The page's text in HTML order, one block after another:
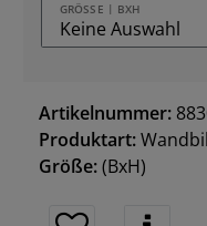
GRÖSSE | BXH
Artikelnummer:
Produktart:
Größe:(BxH)